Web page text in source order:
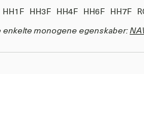
HH1F HH3F HH4F HH6F HH7F
monogene egenskaber: